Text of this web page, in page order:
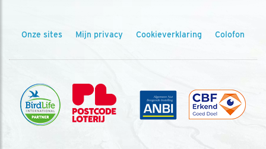
Onze sites Mijn privacy Cookieverklaring Colofon